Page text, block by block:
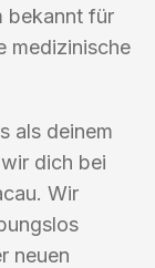
bekannt für
medizinische
als deinem
dich bei
Wir
neuen